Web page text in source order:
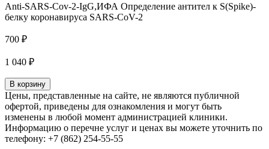
Anti-SARS-Cov-2-IgG,ИФА Определение антител к S(Spike)-
белку коронавируса SARS-CoV-2
700 ₽
1 040 ₽
В корзину
Цены, представленные на сайте, не являются публичной
офертой, приведены для ознакомления и могут быть
изменены в любой момент администрацией клиники.
Информацию о перечне услуг и ценах вы можете уточнить по
телефону: +7 (862) 254-55-55